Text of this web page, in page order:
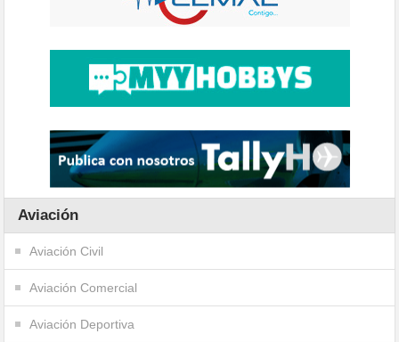
Aviación
Aviación Civil
Aviación Comercial
Aviación Deportiva